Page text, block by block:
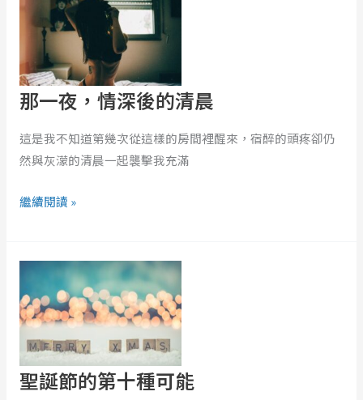
那一夜，情深後的清晨
這是我不知道第幾次從這樣的房間裡醒來，宿醉的頭疼卻仍
然與灰濛的清晨一起襲擊我充滿
後
的
晨
繼續閱讀 »
聖誕節的第十種可能
節
的
第
十
種